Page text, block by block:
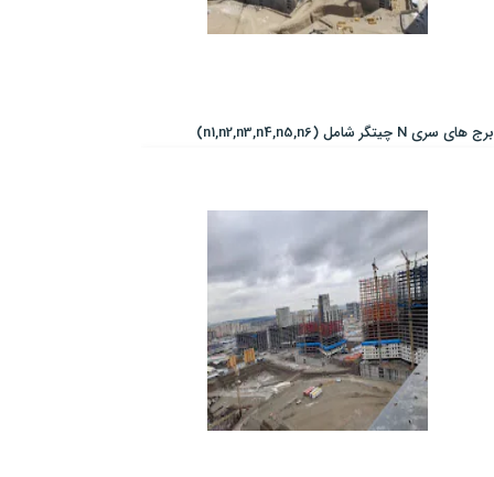
برج های سری N چیتگر شامل (n1,n2,n3,n4,n5,n6)